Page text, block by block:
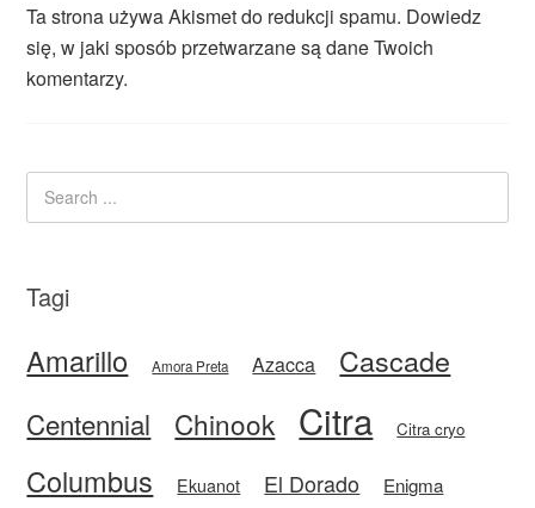
Ta strona używa Akismet do redukcji spamu. Dowiedz
się, w jaki sposób przetwarzane są dane Twoich
komentarzy.
Tagi
Amarillo Amora Preta Azacca Cascade
Centennial Chinook Citra Citra cryo
Columbus Ekuanot El Dorado Enigma